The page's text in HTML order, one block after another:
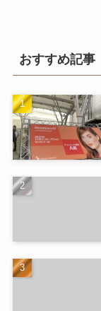
おすすめ記事